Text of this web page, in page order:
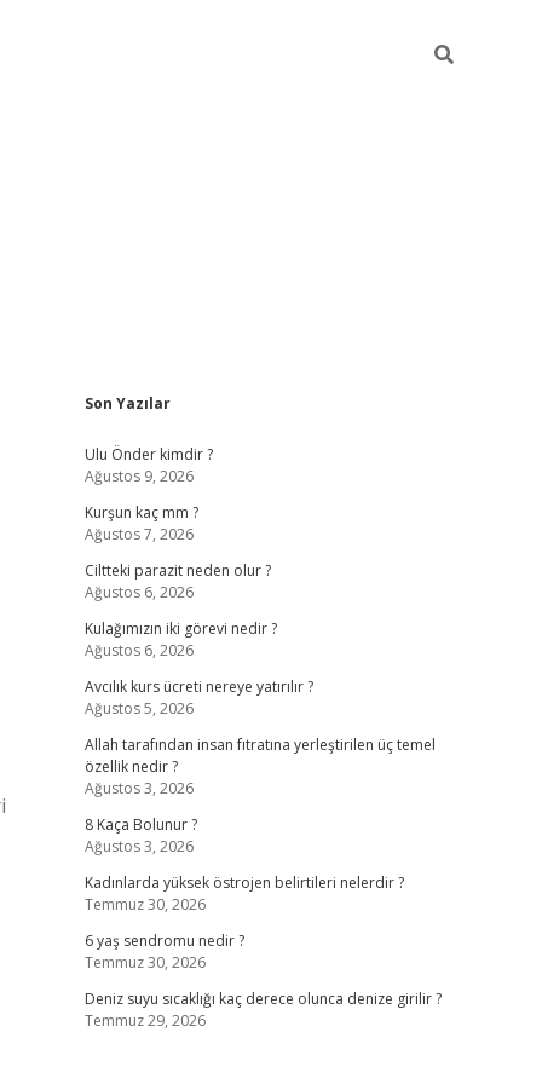
Sidebar
Son Yazılar
Ulu Önder kimdir ?
Ağustos 9, 2026
Kurşun kaç mm ?
Ağustos 7, 2026
Ciltteki parazit neden olur ?
Ağustos 6, 2026
Kulağımızın iki görevi nedir ?
Ağustos 6, 2026
Avcılık kurs ücreti nereye yatırılır ?
Ağustos 5, 2026
Allah tarafından insan fıtratına yerleştirilen üç temel
özellik nedir ?
Ağustos 3, 2026
8 Kaça Bolunur ?
Ağustos 3, 2026
Kadınlarda yüksek östrojen belirtileri nelerdir ?
Temmuz 30, 2026
6 yaş sendromu nedir ?
Temmuz 30, 2026
Deniz suyu sıcaklığı kaç derece olunca denize girilir ?
Temmuz 29, 2026